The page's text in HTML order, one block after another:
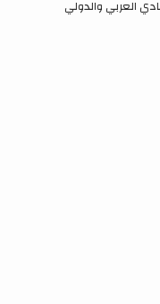
العربي والدولي